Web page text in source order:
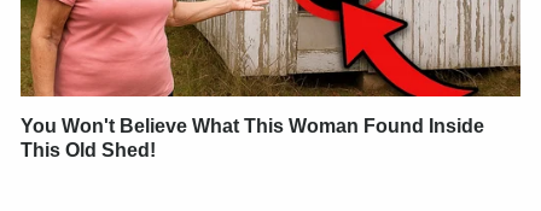
You Won't Believe What This Woman Found Inside
This Old Shed!